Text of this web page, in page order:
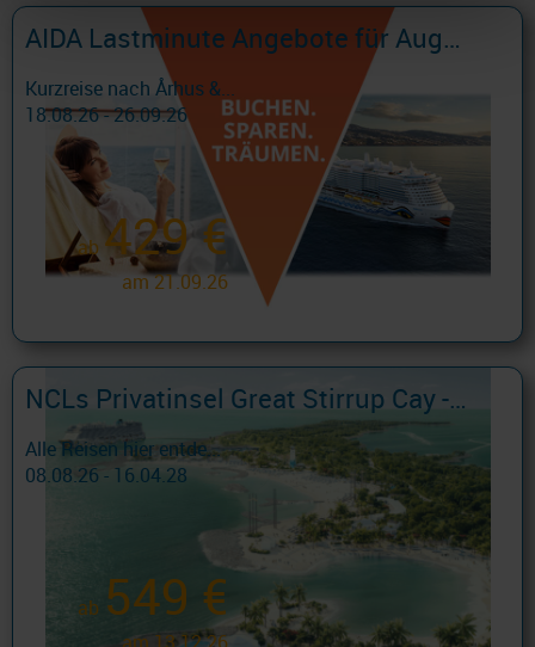
AIDA Lastminute Angebote für August und September 2026
Kurzreise nach Århus &...
18.08.26 - 26.09.26
ab 429 €
am 21.09.26
NCLs Privatinsel Great Stirrup Cay - jetzt mit Wasserpark!
Alle Reisen hier entde...
08.08.26 - 16.04.28
ab 549 €